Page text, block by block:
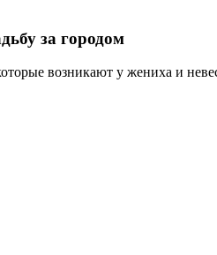
за городом
возникают у жениха и